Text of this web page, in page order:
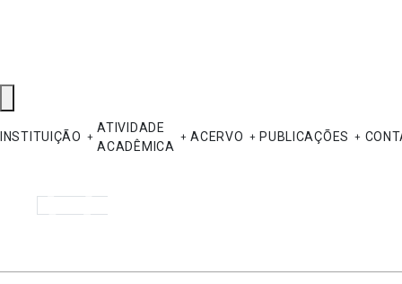
INSTITUIÇÃO
ATIVIDADE
ACADÊMICA
ACERVO PUBLICAÇÕES